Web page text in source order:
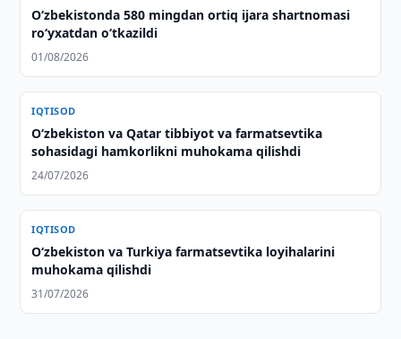
O‘zbekistonda 580 mingdan ortiq ijara shartnomasi
ro‘yxatdan o‘tkazildi
01/08/2026
IQTISOD
Oʻzbekiston va Qatar tibbiyot va farmatsevtika
sohasidagi hamkorlikni muhokama qilishdi
24/07/2026
IQTISOD
Oʻzbekiston va Turkiya farmatsevtika loyihalarini
muhokama qilishdi
31/07/2026